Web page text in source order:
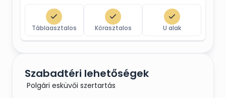
Táblaasztalos Körasztalos U alak
Szabadtéri lehetőségek
Polgári esküvői szertartás